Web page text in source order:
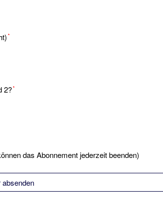
*
2?*
das Abonnement jederzeit beenden)